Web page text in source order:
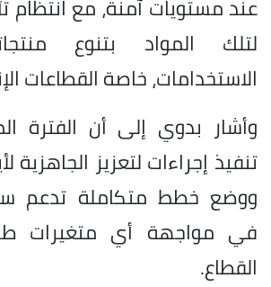
عند مستويات آمنة، مع انتظام
لتلك المواد بتنوع
الاستخدامات، خاصة القطاعات
وأشار بدوي إلى أن الفترة
تنفيذ إجراءات لتعزيز الجاهزية
ووضع خطط متكاملة تدعم
في مواجهة أي متغيرات
القطاع.